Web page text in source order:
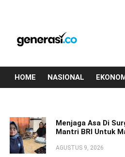
HOME NASIONAL
Menjaga Asa Di
Mantri BRI Untuk
AGUSTUS 9, 2026